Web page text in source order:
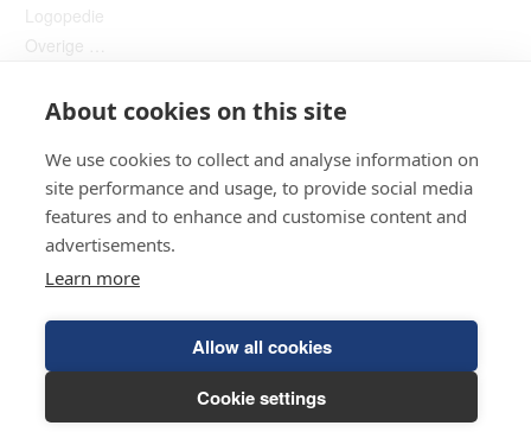
About cookies on this site
We use cookies to collect and analyse information on
site performance and usage, to provide social media
features and to enhance and customise content and
advertisements.
Learn more
Allow all cookies
Cookie settings
Logopedie
Overige …
Helpdesk
Algemene voorwaarden
Privacyverklaring
Hulp op afstand